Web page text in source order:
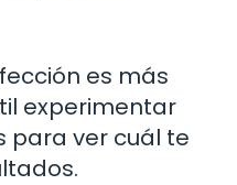
es más
experimentar
para ver cuál te